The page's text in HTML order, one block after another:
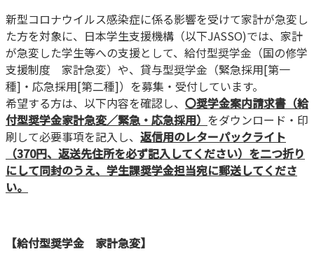
新型コロナウイルス感染症に係る影響を受けて家計が急変し
た方を対象に、日本学生支援機構（以下JASSO)では、家計
が急変した学生等への支援として、給付型奨学金（国の修学
支援制度 家計急変）や、貸与型奨学金（緊急採用[第一
種]・応急採用[第二種]）を募集・受付しています。
希望する方は、以下内容を確認し、 〇奨学金案内請求書（給
付型奨学金家計急変／緊急・応急採用） をダウンロード・印
刷して必要事項を記入し、 返信用のレターパックライト
（370円、返送先住所を必ず記入してください）を二つ折り
にして同封のうえ、学生課奨学金担当宛に郵送してくださ
い。
【給付型奨学金 家計急変】